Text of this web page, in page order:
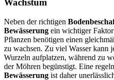
Wachstum
Neben der richtigen
Bewässerung ein wichtiger
Pflanzen benötigen einen
zu wachsen. Zu viel Wasser kann
Wurzeln aufplatzen, während zu
der Möhren begünstigt. Eine
Bewässerung ist daher